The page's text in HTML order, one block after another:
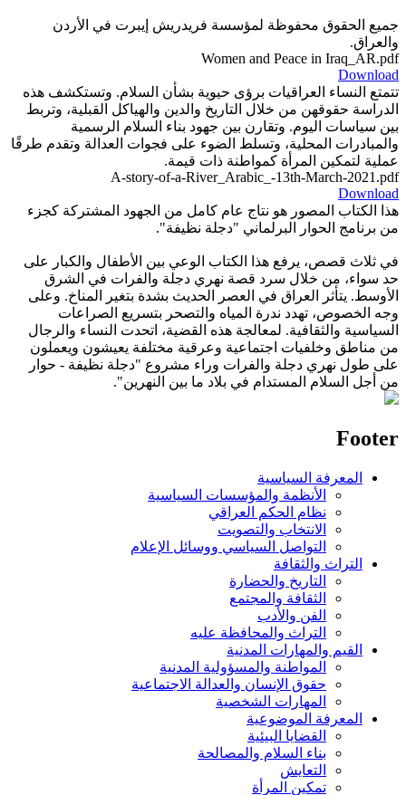
جميع الحقوق محفوظة لمؤسسة فريدريش إيبرت في الأردن
والعراق.
Women and Peace in Iraq_AR.pdf
Download
تتمتع النساء العراقيات برؤى حيوية بشأن السلام. وتستكشف هذه
الدراسة حقوقهن من خلال التاريخ والدين والهياكل القبلية، وتربط
بين سياسات اليوم. وتقارن بين جهود بناء السلام الرسمية
والمبادرات المحلية، وتسلط الضوء على فجوات العدالة وتقدم طرقًا
عملية لتمكين المرأة كمواطنة ذات قيمة.
A-story-of-a-River_Arabic_-13th-March-2021.pdf
Download
هذا الكتاب المصور هو نتاج عام كامل من الجهود المشتركة كجزء
من برنامج الحوار البرلماني "دجلة نظيفة".
في ثلاث قصص، يرفع هذا الكتاب الوعي بين الأطفال والكبار على
حد سواء، من خلال سرد قصة نهري دجلة والفرات في الشرق
الأوسط. يتأثر العراق في العصر الحديث بشدة بتغير المناخ. وعلى
وجه الخصوص، تهدد ندرة المياه والتصحر بتسريع الصراعات
السياسية والثقافية. لمعالجة هذه القضية، اتحدت النساء والرجال
من مناطق وخلفيات اجتماعية وعرقية مختلفة يعيشون ويعملون
على طول نهري دجلة والفرات وراء مشروع "دجلة نظيفة - حوار
من أجل السلام المستدام في بلاد ما بين النهرين".
Footer
المعرفة السياسية
الأنظمة والمؤسسات السياسية
نظام الحكم العراقي
الانتخاب والتصويت
التواصل السياسي ووسائل الإعلام
التراث والثقافة
التاريخ والحضارة
الثقافة والمجتمع
الفن والأدب
التراث والمحافظة عليه
القيم والمهارات المدنية
المواطنة والمسؤولية المدنية
حقوق الإنسان والعدالة الاجتماعية
المهارات الشخصية
المعرفة الموضوعية
القضايا البيئية
بناء السلام والمصالحة
التعايش
تمكين المرأة